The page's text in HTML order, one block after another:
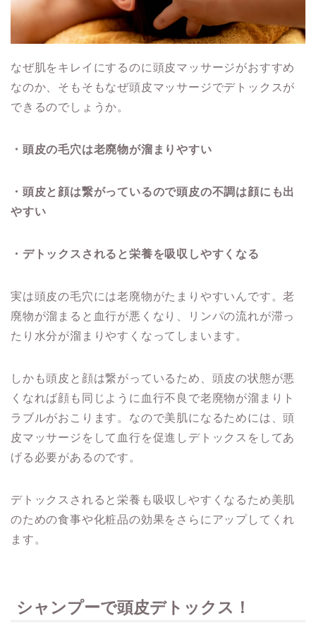
なぜ肌をキレイにするのに頭皮マッサージがおすすめ
なのか、そもそもなぜ頭皮マッサージでデトックスが
できるのでしょうか。
・頭皮の毛穴は老廃物が溜まりやすい
・頭皮と顔は繋がっているので頭皮の不調は顔にも出
やすい
・デトックスされると栄養を吸収しやすくなる
実は頭皮の毛穴には老廃物がたまりやすいんです。老
廃物が溜まると血行が悪くなり、リンパの流れが滞っ
たり水分が溜まりやすくなってしまいます。
しかも頭皮と顔は繋がっているため、頭皮の状態が悪
くなれば顔も同じように血行不良で老廃物が溜まりト
ラブルがおこります。なので美肌になるためには、頭
皮マッサージをして血行を促進しデトックスをしてあ
げる必要があるのです。
デトックスされると栄養も吸収しやすくなるため美肌
のための食事や化粧品の効果をさらにアップしてくれ
ます。
シャンプーで頭皮デトックス！